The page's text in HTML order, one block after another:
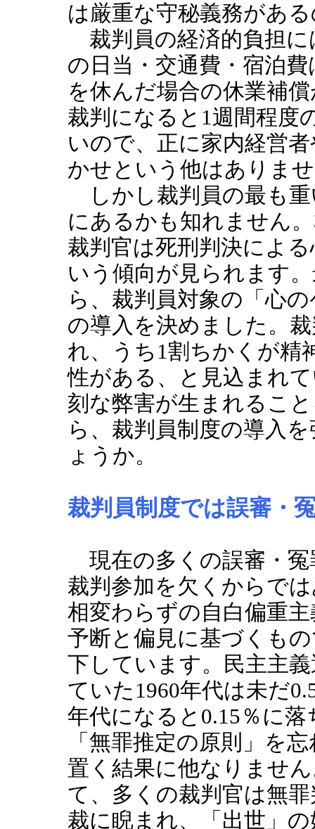
は厳重な守秘義務があ
裁判員の経済的負担に
の日当・交通費・宿泊
を休んだ場合の休業補
裁判になると1週間程度
いので、正に家内経営
かせという他はありま
しかし裁判員の最も
にあるかも知れません
裁判官は死刑判決によ
いう傾向が見られます
ら、裁判員対象の「心
の導入を決めました。
れ、うち1割ちかくが精
性がある、と見込まれ
刻な弊害が生まれるこ
ら、裁判員制度の導入
ょうか。
裁判員制度では誤審・
現在の多くの誤審・冤
裁判参加を欠くからで
相変わらずの自白偏重
予断と偏見に基づくも
下しています。民主主
ていた1960年代は未だ
年代になると0.15％に
「無罪推定の原則」を
置く結果に他なりませ
て、多くの裁判官は無
裁に睨まれ、「出世」